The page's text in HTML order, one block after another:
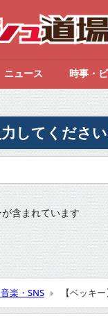
ニュース 時事・
してください
含まれています
楽・SNS 【ベッキ